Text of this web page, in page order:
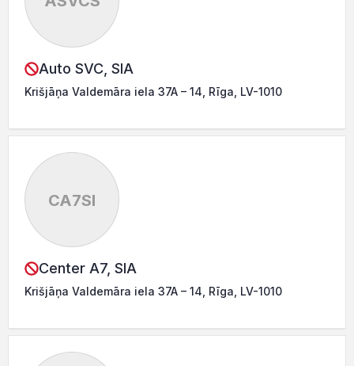
Auto SVC, SIA
Krišjāņa Valdemāra iela 37A – 14, Rīga, LV-1010
CA7SI
Center A7, SIA
Krišjāņa Valdemāra iela 37A – 14, Rīga, LV-1010